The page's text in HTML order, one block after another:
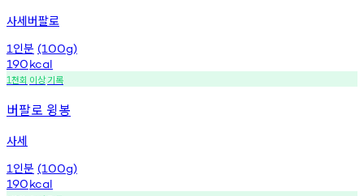
사세버팔로
1 인분 (100g)
190kcal
1천회 이상기록
버팔로 윙봉
사세
1 인분 (100g)
190kcal